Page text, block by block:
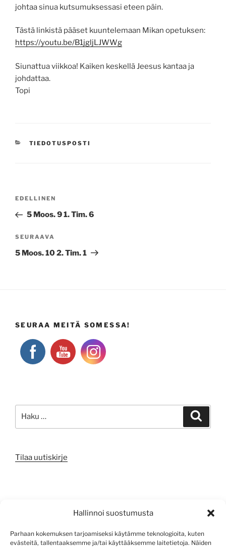
Hallinnoi suostumusta
Parhaan kokemuksen tarjoamiseksi käytämme teknologioita, kuten
evästeitä, tallentaaksemme ja/tai käyttääksemme laitetietoja. Näiden
johtaa sinua kutsumuksessasi eteen päin.
Tästä linkistä pääset kuuntelemaan Mikan opetuksen:
https://youtu.be/B1jgljLJWWg
Siunattua viikkoa! Kaiken keskellä Jeesus kantaa ja
johdattaa.
Topi
KATEGORIAT
TIEDOTUSPOSTI
Edellinen
artikkeli
EDELLINEN
5 Moos. 9 1. Tim. 6
Seuraava
artikkeli
SEURAAVA
5 Moos. 10 2. Tim. 1
SEURAA MEITÄ SOMESSA!
Tilaa uutiskirje